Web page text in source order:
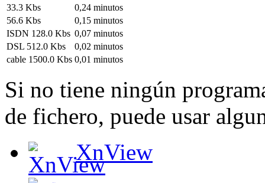
33.3 Kbs
0,24 minutos
56.6 Kbs
0,15 minutos
ISDN 128.0 Kbs 0,07 minutos
DSL 512.0 Kbs
0,02 minutos
cable 1500.0 Kbs 0,01 minutos
Si no tiene ningún
de fichero, puede usar
XnView